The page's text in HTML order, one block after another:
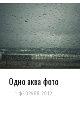
Уведомлять меня о новых
Одно аква фото
1 ФЕВРАЛЯ 2012